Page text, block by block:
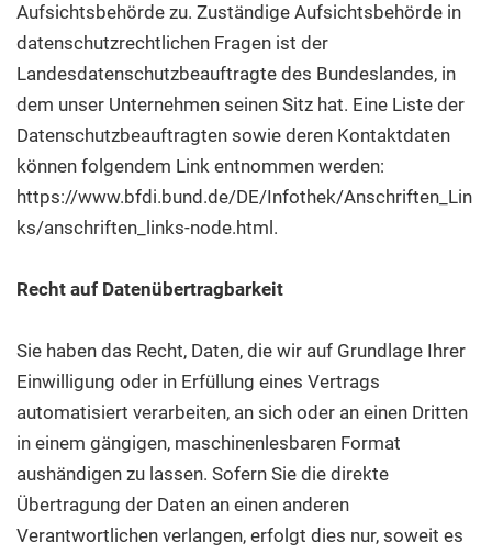
Aufsichtsbehörde zu. Zuständige Aufsichtsbehörde in
datenschutzrechtlichen Fragen ist der
Landesdatenschutzbeauftragte des Bundeslandes, in
dem unser Unternehmen seinen Sitz hat. Eine Liste der
Datenschutzbeauftragten sowie deren Kontaktdaten
können folgendem Link entnommen werden:
https://www.bfdi.bund.de/DE/Infothek/Anschriften_Lin
ks/anschriften_links-node.html.
Recht auf Datenübertragbarkeit
Sie haben das Recht, Daten, die wir auf Grundlage Ihrer
Einwilligung oder in Erfüllung eines Vertrags
automatisiert verarbeiten, an sich oder an einen Dritten
in einem gängigen, maschinenlesbaren Format
aushändigen zu lassen. Sofern Sie die direkte
Übertragung der Daten an einen anderen
Verantwortlichen verlangen, erfolgt dies nur, soweit es